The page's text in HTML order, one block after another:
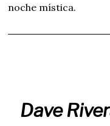
noche mística.
Dave